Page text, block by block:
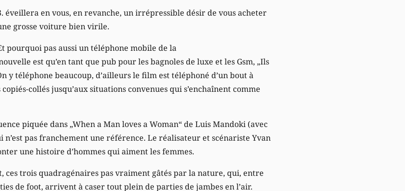
éveillera en vous, en revanche, un irrépressible désir de vous acheter
grosse voiture bien virile.
pourquoi pas aussi un téléphone mobile de la
est qu’en tant que pub pour les bagnoles de luxe et les Gsm, „Ils
y téléphone beaucoup, d’ailleurs le film est téléphoné d’un bout à
collés jusqu’aux situations convenues qui s’enchaînent comme
piquée dans „When a Man loves a Woman“ de Luis Mandoki (avec
n’est pas franchement une référence. Le réalisateur et scénariste Yvan
une histoire d’hommes qui aiment les femmes.
ces trois quadragénaires pas vraiment gâtés par la nature, qui, entre
de foot, arrivent à caser tout plein de parties de jambes en l’air.